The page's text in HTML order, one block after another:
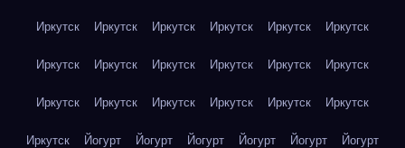
Иркутск Иркутск Иркутск Иркутск Иркутск Иркутск
Иркутск Иркутск Иркутск Иркутск Иркутск Иркутск
Иркутск Иркутск Иркутск Иркутск Иркутск Иркутск
Иркутск Йогурт Йогурт Йогурт Йогурт Йогурт Йогурт